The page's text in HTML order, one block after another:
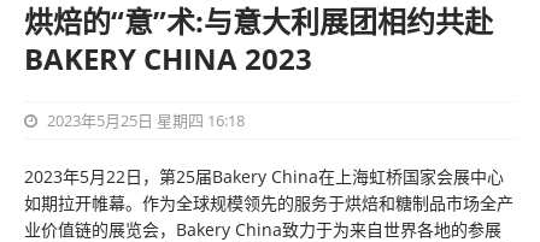
烘焙的“意”术:与意大利展团相约共赴
BAKERY CHINA 2023
2023年5月25日 星期四 16:18
2023年5月22日，第25届Bakery China在上海虹桥国家会展中心
如期拉开帷幕。作为全球规模领先的服务于烘焙和糖制品市场全产
业价值链的展览会，Bakery China致力于为来自世界各地的参展